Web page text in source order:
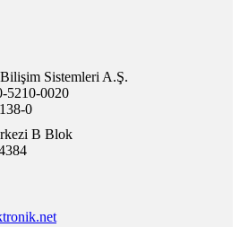
Sistemleri A.Ş.
5210-0020
0
B Blok